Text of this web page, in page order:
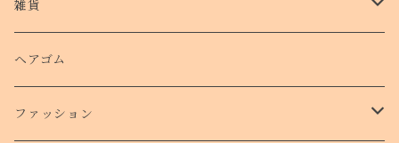
クッションバンパーケース
スマホリング
ショルダー付きケース
クリアファイル
ステッカー
雑貨
パスケース
ヘアゴム
ファッション